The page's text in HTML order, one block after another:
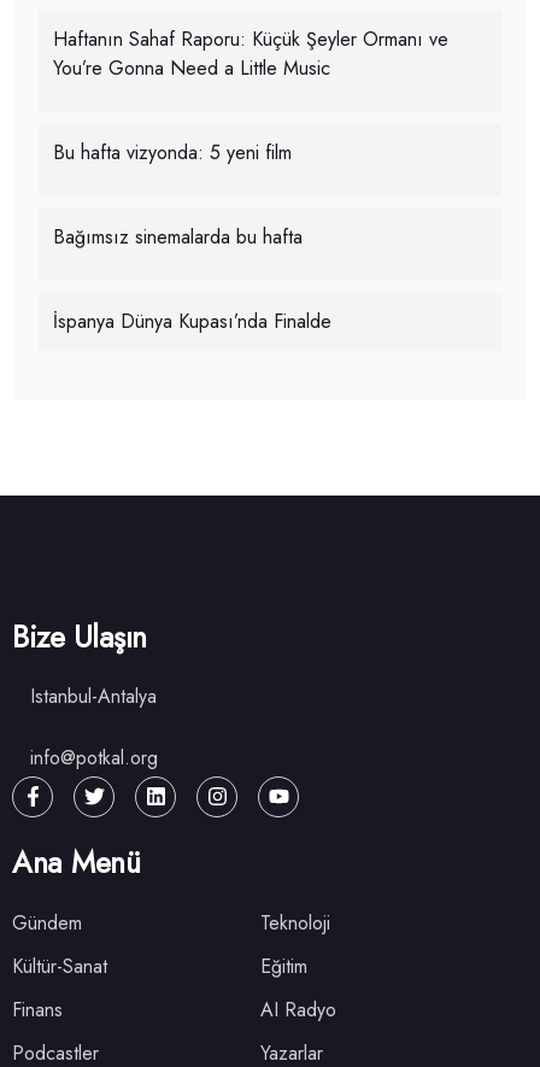
Haftanın Sahaf Raporu: Küçük Şeyler Ormanı ve
You’re Gonna Need a Little Music
Bu hafta vizyonda: 5 yeni film
Bağımsız sinemalarda bu hafta
İspanya Dünya Kupası’nda Finalde
Bize Ulaşın
Istanbul-Antalya
info@potkal.org
Ana Menü
Gündem
Teknoloji
Kültür-Sanat
Eğitim
Finans
AI Radyo
Podcastler
Yazarlar